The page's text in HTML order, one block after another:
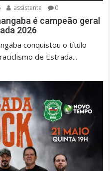
assistente 0
é campeão geral
2026
conquistou o título
de Estrada...